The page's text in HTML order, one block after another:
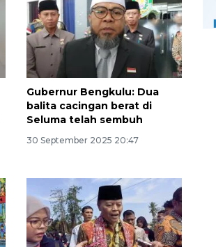
Gubernur Bengkulu: Dua
balita cacingan berat di
Seluma telah sembuh
30 September 2025 20:47